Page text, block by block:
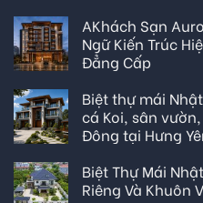
AKhách Sạn
Ngữ Kiến Trúc
Đẳng Cấp
Biệt thự mái
cá Koi, sân
Đông tại Hưng
Biệt Thự Mái
Riêng Và Khuôn